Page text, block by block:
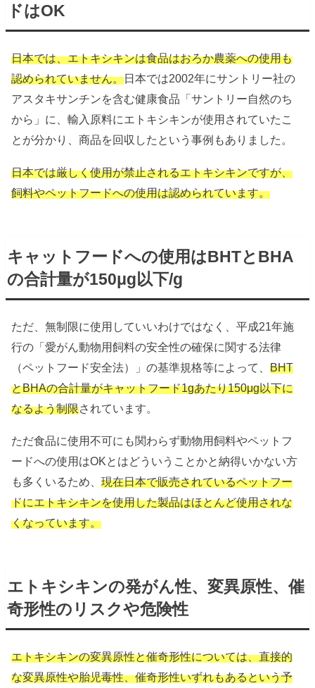
ドはOK
日本では、エトキシキンは食品はおろか農薬への使用も
認められていません。日本では2002年にサントリー社の
アスタキサンチンを含む健康食品「サントリー自然のち
から」に、輸入原料にエトキシキンが使用されていたこ
とが分かり、商品を回収したという事例もありました。
日本では厳しく使用が禁止されるエトキシキンですが、
飼料やペットフードへの使用は認められています。
キャットフードへの使用はBHTとBHA
の合計量が150μg以下/g
ただ、無制限に使用していいわけではなく、平成21年施
行の「愛がん動物用飼料の安全性の確保に関する法律
（ペットフード安全法）」の基準規格等によって、BHT
とBHAの合計量がキャットフード1gあたり150μg以下に
なるよう制限されています。
ただ食品に使用不可にも関わらず動物用飼料やペットフ
ードへの使用はOKとはどういうことかと納得いかない方
も多くいるため、現在日本で販売されているペットフー
ドにエトキシキンを使用した製品はほとんど使用されな
くなっています。
エトキシキンの発がん性、変異原性、催
奇形性のリスクや危険性
エトキシキンの変異原性と催奇形性については、直接的
な変異原性や胎児毒性、催奇形性いずれもあるという予